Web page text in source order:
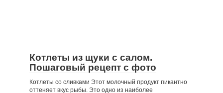
Котлеты из щуки с салом.
Пошаговый рецепт с фото
Котлеты со сливками Этот молочный продукт пикантно
оттеняет вкус рыбы. Это одно из наиболее